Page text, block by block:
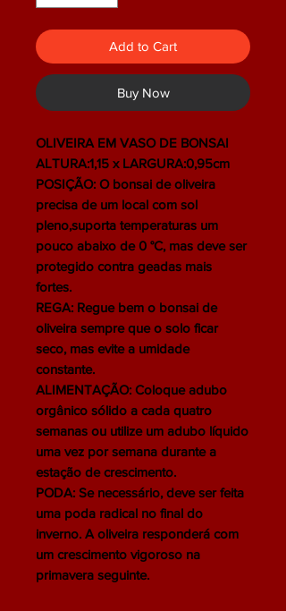
Add to Cart
Buy Now
OLIVEIRA EM VASO DE BONSAI
ALTURA:1,15 x LARGURA:0,95cm
POSIÇÃO: O bonsai de oliveira
precisa de um local com sol
pleno,suporta temperaturas um
pouco abaixo de 0 °C, mas deve ser
protegido contra geadas mais
fortes.
REGA: Regue bem o bonsai de
oliveira sempre que o solo ficar
seco, mas evite a umidade
constante.
ALIMENTAÇÃO: Coloque adubo
orgânico sólido a cada quatro
semanas ou utilize um adubo líquido
uma vez por semana durante a
estação de crescimento.
PODA: Se necessário, deve ser feita
uma poda radical no final do
inverno. A oliveira responderá com
um crescimento vigoroso na
primavera seguinte.